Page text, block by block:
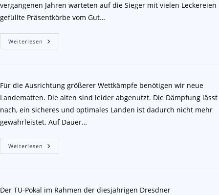
vergangenen Jahren warteten auf die Sieger mit vielen Leckereien
gefüllte Präsentkörbe vom Gut…
Weiterlesen
Für die Ausrichtung größerer Wettkämpfe benötigen wir neue
Landematten. Die alten sind leider abgenutzt. Die Dämpfung lässt
nach, ein sicheres und optimales Landen ist dadurch nicht mehr
gewährleistet. Auf Dauer…
Weiterlesen
Der TU-Pokal im Rahmen der diesjährigen Dresdner